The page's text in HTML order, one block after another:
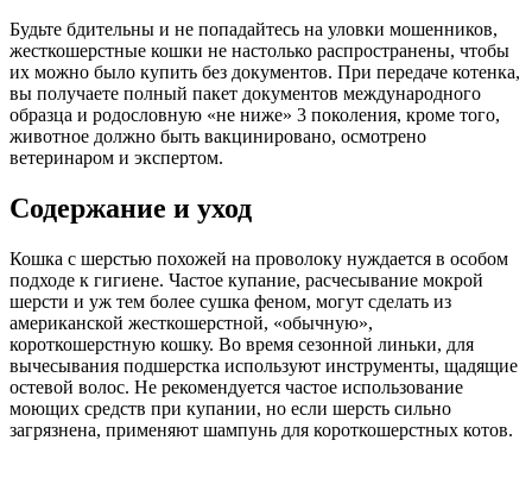
Будьте бдительны и не попадайтесь на уловки мошенников,
жесткошерстные кошки не настолько распространены, чтобы
их можно было купить без документов. При передаче котенка,
вы получаете полный пакет документов международного
образца и родословную «не ниже» 3 поколения, кроме того,
животное должно быть вакцинировано, осмотрено
ветеринаром и экспертом.
Содержание и уход
Кошка с шерстью похожей на проволоку нуждается в особом
подходе к гигиене. Частое купание, расчесывание мокрой
шерсти и уж тем более сушка феном, могут сделать из
американской жесткошерстной, «обычную»,
короткошерстную кошку. Во время сезонной линьки, для
вычесывания подшерстка используют инструменты, щадящие
остевой волос. Не рекомендуется частое использование
моющих средств при купании, но если шерсть сильно
загрязнена, применяют шампунь для короткошерстных котов.